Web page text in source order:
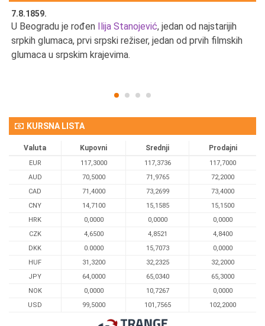
7.8.1859.
U Beogradu je rođen Ilija Stanojević, jedan od najstarijih
srpkih glumaca, prvi srpski režiser, jedan od prvih filmskih
glumaca u srpskim krajevima.
KURSNA LISTA
Valuta Kupovni Srednji Prodajni
EUR 117,3000 117,3736
117,7000
AUD
70,5000 71,9765
72,2000
CAD
71,4000 73,2699
73,4000
CNY
14,7100 15,1585
15,1500
HRK
0,0000 0,0000
0,0000
CZK
4,6500 4,8521
4,8400
DKK
0.0000 15,7073
0,0000
HUF
31,3200 32,2325
32,2000
JPY
64,0000 65,0340
65,3000
NOK
0,0000 10,7267
0,0000
USD
99,5000 101,7565 102,2000